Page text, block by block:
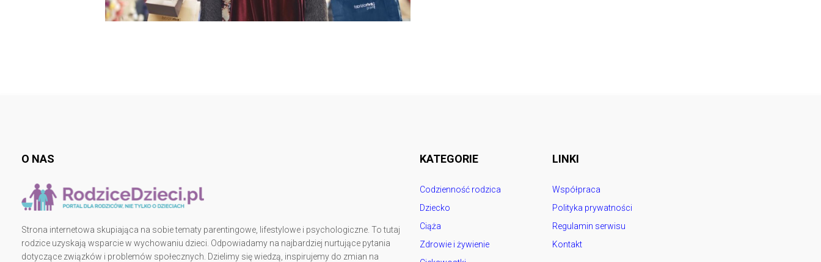
O NAS
Strona internetowa skupiająca na sobie tematy parentingowe, lifestylowe i psychologiczne. To tutaj
rodzice uzyskają wsparcie w wychowaniu dzieci. Odpowiadamy na najbardziej nurtujące pytania
dotyczące związków i problemów społecznych. Dzielimy się wiedzą, inspirujemy do zmian na
KATEGORIE
Codzienność rodzica
Dziecko
Ciąża
Zdrowie i żywienie
LINKI
Współpraca
Polityka prywatności
Regulamin serwisu
Kontakt